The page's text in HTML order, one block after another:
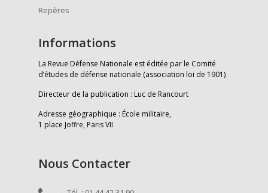
Repères
Informations
La Revue Défense Nationale est éditée par le Comité
d’études de défense nationale (association loi de 1901)
Directeur de la publication : Luc de Rancourt
Adresse géographique : École militaire,
1 place Joffre, Paris VII
Nous Contacter